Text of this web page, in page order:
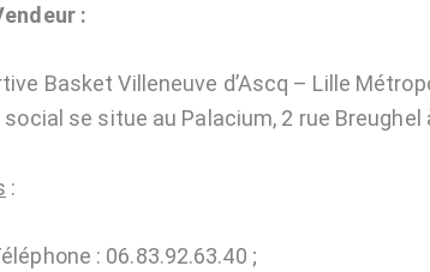
:
Basket Villeneuve d’Ascq – Lille
se situe au Palacium, 2 rue Breughel
:
: 06.83.92.63.40 ;